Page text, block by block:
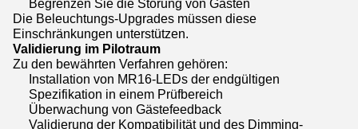
Begrenzen Sie die Störung von Gästen
Die Beleuchtungs-Upgrades müssen diese
Einschränkungen unterstützen.
Validierung im Pilotraum
Zu den bewährten Verfahren gehören:
Installation von MR16-LEDs der endgültigen
Spezifikation in einem Prüfbereich
Überwachung von Gästefeedback
Validierung der Kompatibilität und des Dimming-